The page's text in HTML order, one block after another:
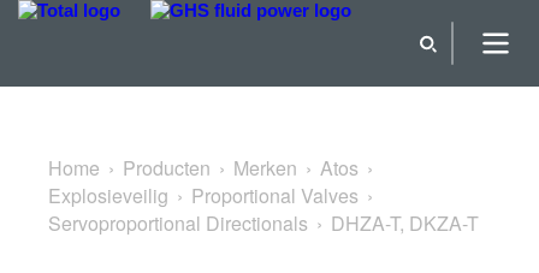
Terug naar Servoproportional Directionals
Home Producten Merken
Atos
Explosieveilig
Proportional Valves
Servoproportional Directionals
DHZA-T, DKZA-T